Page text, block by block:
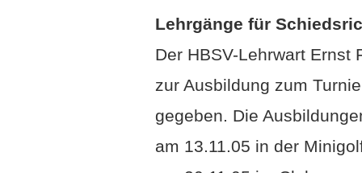
Lehrgänge für
Der HBSV-Lehrwart
zur Ausbildung zum
gegeben. Die
am 13.11.05 in der